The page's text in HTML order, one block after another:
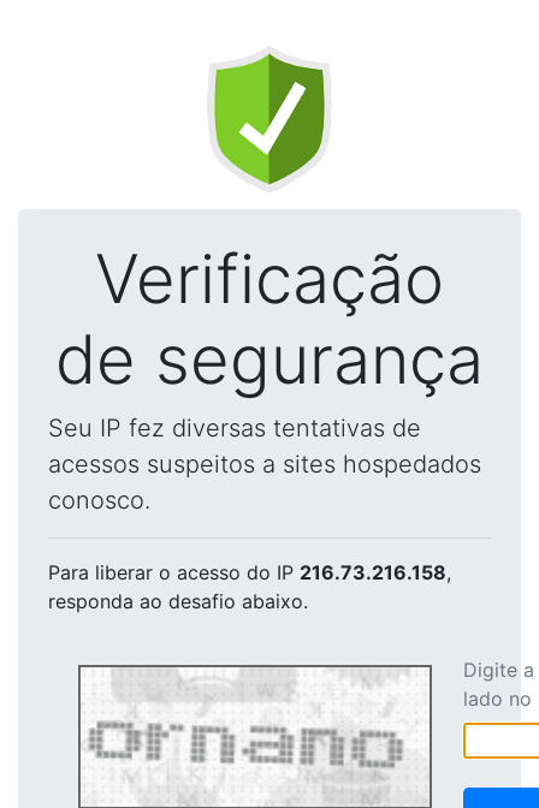
Verificação
de segurança
Seu IP fez diversas tentativas de
acessos suspeitos a sites hospedados
conosco.
Para liberar o acesso do IP 216.73.216.158,
responda ao desafio abaixo.
Digite
lado no